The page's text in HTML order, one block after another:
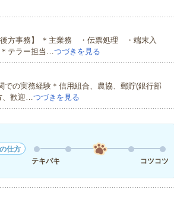
後方事務】 ＊主業務 ・伝票処理 ・端末入
テラー担当…つづきを見る
の実務経験＊信用組合、農協、郵貯(銀行部
、歓迎…つづきを見る
仕方
テキパキ
コツコツ